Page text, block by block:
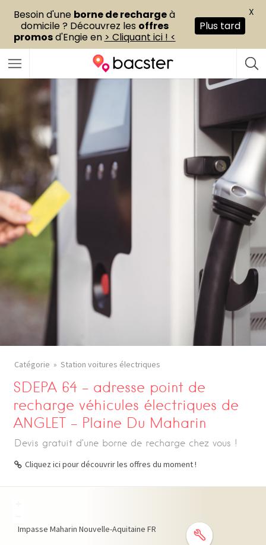
Catégorie Station voitures électriques
SDEPA 64 – adresse point de
recharge véhicules électriques de
ANGLET – Plaine Du Maharin
Devis gratuit d’une borne de recharge chez vous !
Cliquez ici pour découvrir les offres du moment !
Impasse Maharin Nouvelle-Aquitaine FR
Besoin d'une borne de rechargeà
domicile ? Découvrez les offres
promosd'Engie en > Cliquant ici ! <
Plus tard
X